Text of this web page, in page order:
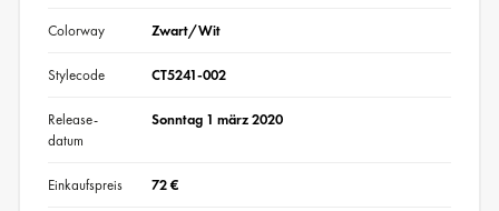
Colorway Zwart/Wit
Stylecode CT5241-002
Release-
datum
Sonntag 1 märz 2020
Einkaufspreis 72 €